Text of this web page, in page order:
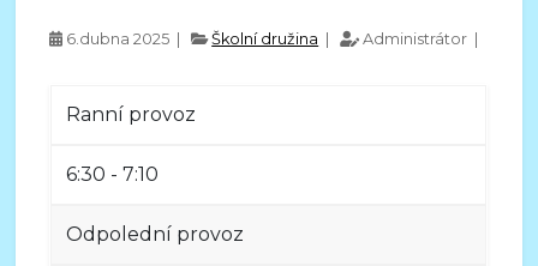
6.dubna 2025 | Školní družina | Administrátor |
Ranní provoz
6:30 - 7:10
Odpolední provoz